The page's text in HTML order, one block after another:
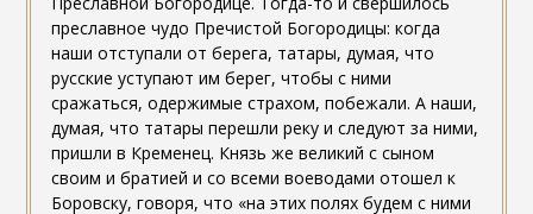
преславное чудо Пречистой Богородицы: когда
наши отступали от берега, татары, думая, что
русские уступают им берег, чтобы с ними
сражаться, одержимые страхом, побежали. А наши,
думая, что татары перешли реку и следуют за ними,
пришли в Кременец. Князь же великий с сыном
своим и братией и со всеми воеводами отошел к
Боровску, говоря, что «на этих полях будем с ними